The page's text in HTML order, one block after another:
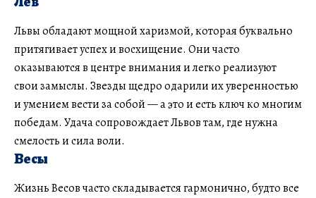
Львы обладают мощной харизмой, которая буквально
притягивает успех и восхищение. Они часто
оказываются в центре внимания и легко реализуют
свои замыслы. Звезды щедро одарили их уверенностью
и умением вести за собой — а это и есть ключ ко многим
победам. Удача сопровождает Львов там, где нужна
смелость и сила воли.
Весы
Жизнь Весов часто складывается гармонично, будто все